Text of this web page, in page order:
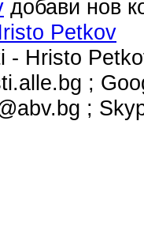
добави нов
Petkov
- Hristo
;
;